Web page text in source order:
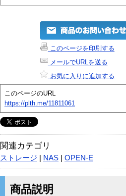
このページを印刷する
メールでURLを送る
お気に入りに追加する
このページのURL
https://plth.me/11811061
関連カテゴリ
ストレージ NAS OPEN-E
商品説明